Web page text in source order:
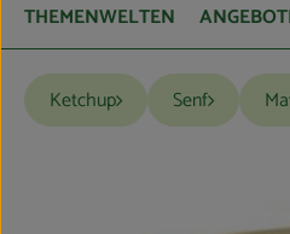
THEMENWELTEN
Ketchup Senf